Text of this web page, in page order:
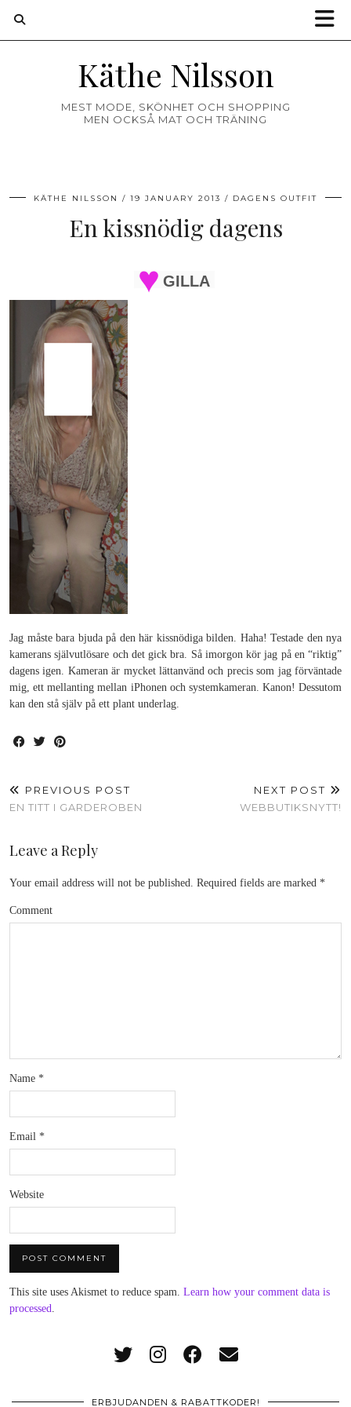
Käthe Nilsson
MEST MODE, SKÖNHET OCH SHOPPING
MEN OCKSÅ MAT OCH TRÄNING
KÄTHE NILSSON 19 JANUARY 2013 DAGENS OUTFIT
En kissnödig dagens
GILLA
Jag måste bara bjuda på den här kissnödiga bilden. Haha! Testade den nya
kamerans självutlösare och det gick bra. Så imorgon kör jag på en “riktig”
dagens igen. Kameran är mycket lättanvänd och precis som jag förväntade
mig, ett mellanting mellan iPhonen och systemkameran. Kanon! Dessutom
kan den stå själv på ett plant underlag.
PREVIOUS POST
EN TITT I GARDEROBEN
NEXT POST
WEBBUTIKSNYTT!
Leave a Reply
Your email address will not be published. Required fields are marked *
Comment
Name *
Email *
Website
This site uses Akismet to reduce spam. Learn how your comment data is
processed.
ERBJUDANDEN & RABATTKODER!